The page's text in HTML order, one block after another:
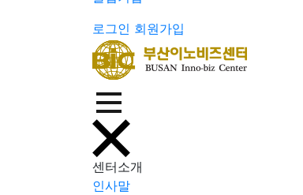
로그인 회원가입
센터소개
인사말